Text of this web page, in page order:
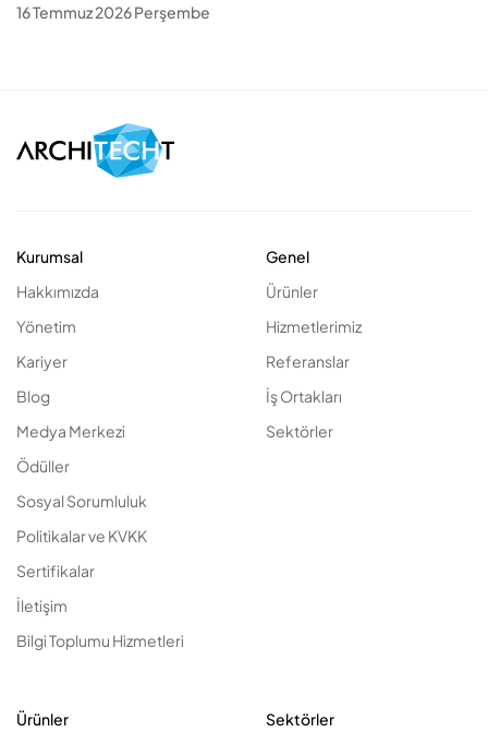
16 Temmuz 2026 Perşembe
Kurumsal
Hakkımızda
Yönetim
Kariyer
Blog
Medya Merkezi
Ödüller
Sosyal Sorumluluk
Politikalar ve KVKK
Sertifikalar
İletişim
Bilgi Toplumu Hizmetleri
Genel
Ürünler
Hizmetlerimiz
Referanslar
İş Ortakları
Sektörler
Ürünler
Sektörler